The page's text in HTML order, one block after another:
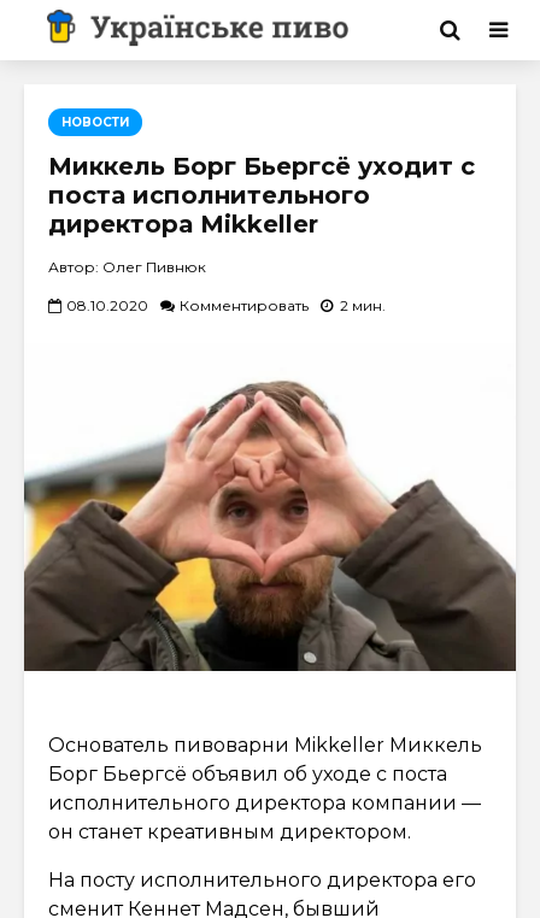
НОВОСТИ
Миккель Борг Бьергсё уходит с
поста исполнительного
директора Mikkeller
Автор: Олег Пивнюк
08.10.2020 Комментировать 2 мин.
Основатель пивоварни Mikkeller Миккель
Борг Бьергсё объявил об уходе с поста
исполнительного директора компании —
он станет креативным директором.
На посту исполнительного директора его
сменит Кеннет Мадсен, бывший